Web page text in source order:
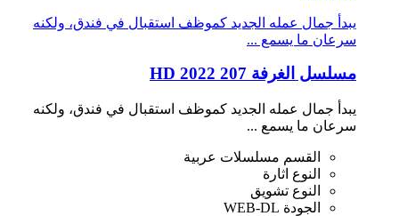
يبدأ جمال عمله الجديد كموظف استقبال في فندق، ولكنه
سرعان ما يسمع ...
مسلسل الغرفة 207 2022 HD
يبدأ جمال عمله الجديد كموظف استقبال في فندق، ولكنه
سرعان ما يسمع ...
القسم مسلسلات عربية
النوع اثارة
النوع تشويق
الجودة WEB-DL